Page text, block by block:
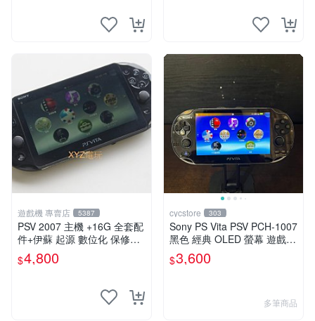
遊戲機 專賣店 5387
PSV 2007 主機 +16G 全套配
件+伊蘇 起源 數位化 保修一
年 品質有保障
$4,800
cycstore 303
Sony PS Vita PSV PCH-1007
黑色 經典 OLED 螢幕 遊戲掌
機 附充電線 經典收藏 掌上型
遊戲機
$3,600
多筆商品